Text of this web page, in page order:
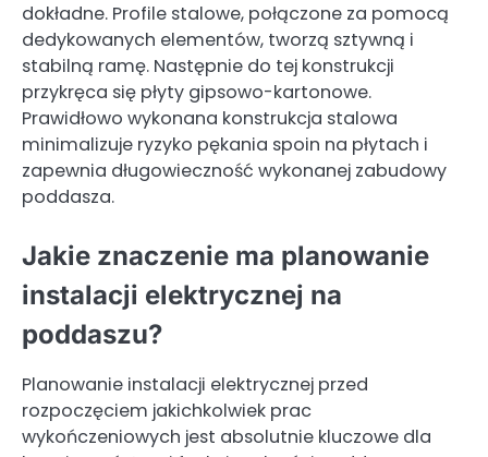
dokładne. Profile stalowe, połączone za pomocą
dedykowanych elementów, tworzą sztywną i
stabilną ramę. Następnie do tej konstrukcji
przykręca się płyty gipsowo-kartonowe.
Prawidłowo wykonana konstrukcja stalowa
minimalizuje ryzyko pękania spoin na płytach i
zapewnia długowieczność wykonanej zabudowy
poddasza.
Jakie znaczenie ma planowanie
instalacji elektrycznej na
poddaszu?
Planowanie instalacji elektrycznej przed
rozpoczęciem jakichkolwiek prac
wykończeniowych jest absolutnie kluczowe dla